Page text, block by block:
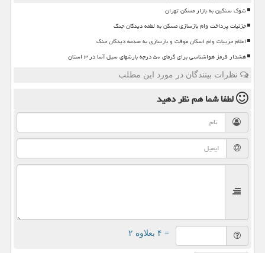
شوک سنگین به بازار مسکن تهران
جزئیات پرداخت وام بازسازی مسکن به لطمه دیدگان جنگ
اعلام جزییات وام اسکان موقت و بازسازی به صدمه دیدگان جنگ
هشدار قرمز هواشناسی برای گرمای ۵۰ درجه بارشهای سیل آسا در ۳ استان
نظرات بینندگان در مورد این مطلب
لطفا شما همنظر دهید
= ۴ بعلاوه ۲